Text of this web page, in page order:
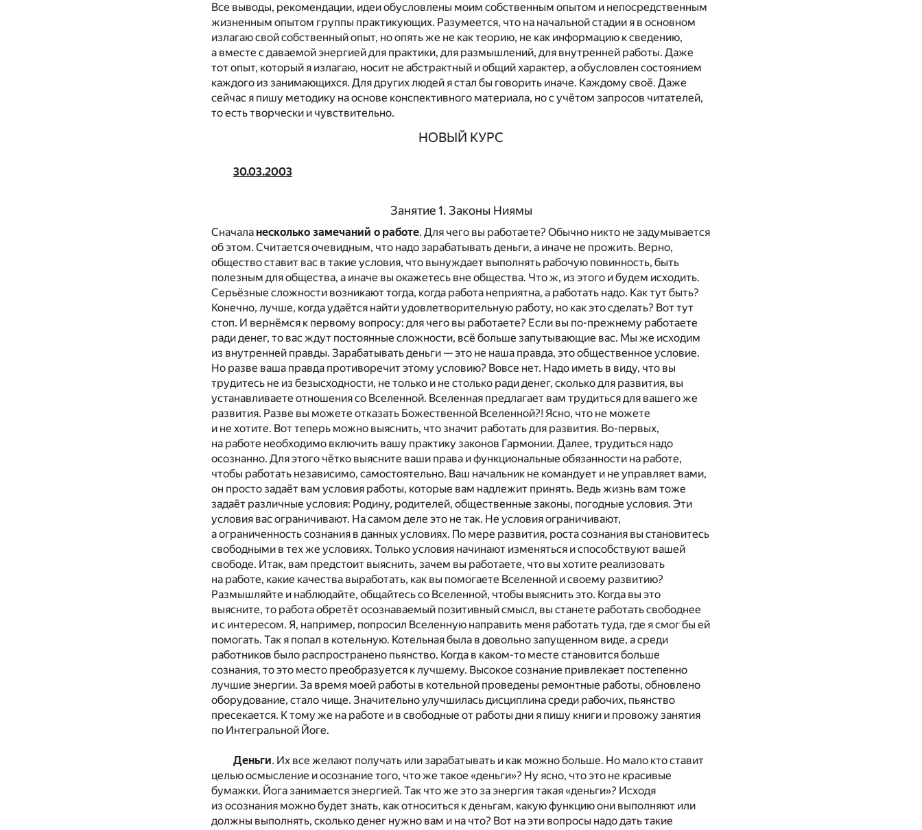
Все выводы, рекомендации, идеи обусловлены моим собственным опытом и непосредственным
жизненным опытом группы практикующих. Разумеется, что на начальной стадии я в основном
излагаю свой собственный опыт, но опять же не как теорию, не как информацию к сведению,
а вместе с даваемой энергией для практики, для размышлений, для внутренней работы. Даже
тот опыт, который я излагаю, носит не абстрактный и общий характер, а обусловлен состоянием
каждого из занимающихся. Для других людей я стал бы говорить иначе. Каждому своё. Даже
сейчас я пишу методику на основе конспективного материала, но с учётом запросов читателей,
то есть творчески и чувствительно.
НОВЫЙ КУРС
30.03.2003
Занятие 1. Законы Ниямы
Сначала несколько замечаний о работе. Для чего вы работаете? Обычно никто не задумывается
об этом. Считается очевидным, что надо зарабатывать деньги, а иначе не прожить. Верно,
общество ставит вас в такие условия, что вынуждает выполнять рабочую повинность, быть
полезным для общества, а иначе вы окажетесь вне общества. Что ж, из этого и будем исходить.
Серьёзные сложности возникают тогда, когда работа неприятна, а работать надо. Как тут быть?
Конечно, лучше, когда удаётся найти удовлетворительную работу, но как это сделать? Вот тут
стоп. И вернёмся к первому вопросу: для чего вы работаете? Если вы по-прежнему работаете
ради денег, то вас ждут постоянные сложности, всё больше запутывающие вас. Мы же исходим
из внутренней правды. Зарабатывать деньги — это не наша правда, это общественное условие.
Но разве ваша правда противоречит этому условию? Вовсе нет. Надо иметь в виду, что вы
трудитесь не из безысходности, не только и не столько ради денег, сколько для развития, вы
устанавливаете отношения со Вселенной. Вселенная предлагает вам трудиться для вашего же
развития. Разве вы можете отказать Божественной Вселенной?! Ясно, что не можете
и не хотите. Вот теперь можно выяснить, что значит работать для развития. Во-первых,
на работе необходимо включить вашу практику законов Гармонии. Далее, трудиться надо
осознанно. Для этого чётко выясните ваши права и функциональные обязанности на работе,
чтобы работать независимо, самостоятельно. Ваш начальник не командует и не управляет вами,
он просто задаёт вам условия работы, которые вам надлежит принять. Ведь жизнь вам тоже
задаёт различные условия: Родину, родителей, общественные законы, погодные условия. Эти
условия вас ограничивают. На самом деле это не так. Не условия ограничивают,
а ограниченность сознания в данных условиях. По мере развития, роста сознания вы становитесь
свободными в тех же условиях. Только условия начинают изменяться и способствуют вашей
свободе. Итак, вам предстоит выяснить, зачем вы работаете, что вы хотите реализовать
на работе, какие качества выработать, как вы помогаете Вселенной и своему развитию?
Размышляйте и наблюдайте, общайтесь со Вселенной, чтобы выяснить это. Когда вы это
выясните, то работа обретёт осознаваемый позитивный смысл, вы станете работать свободнее
и с интересом. Я, например, попросил Вселенную направить меня работать туда, где я смог бы ей
помогать. Так я попал в котельную. Котельная была в довольно запущенном виде, а среди
работников было распространено пьянство. Когда в каком-то месте становится больше
сознания, то это место преобразуется к лучшему. Высокое сознание привлекает постепенно
лучшие энергии. За время моей работы в котельной проведены ремонтные работы, обновлено
оборудование, стало чище. Значительно улучшилась дисциплина среди рабочих, пьянство
пресекается. К тому же на работе и в свободные от работы дни я пишу книги и провожу занятия
по Интегральной Йоге.
Деньги. Их все желают получать или зарабатывать и как можно больше. Но мало кто ставит
целью осмысление и осознание того, что же такое «деньги»? Ну ясно, что это не красивые
бумажки. Йога занимается энергией. Так что же это за энергия такая «деньги»? Исходя
из осознания можно будет знать, как относиться к деньгам, какую функцию они выполняют или
должны выполнять, сколько денег нужно вам и на что? Вот на эти вопросы надо дать такие